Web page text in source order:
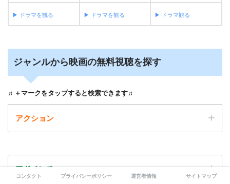
Pandora/Dailymotion/9tsu動画配信サービス最
新情報
Pandora/Dailymotion/9tsu動画配信サービス最
殿､利息でござる！ 映画無料動画フル視聴！
Pandora/Dailymotion/9tsu動画配信サービス最
イニシエーションラブ 映画無料動画フル視
▶︎ ドラマを観る ▶︎ ドラマを観る ▶︎ ドラマ観る
ジャンルから映画の無料視聴を探す
♬＋マークをタップすると検索できます♬
アクション
アドベンチャー
コンタクト プライバシーポリシー 運営者情報 サイトマップ